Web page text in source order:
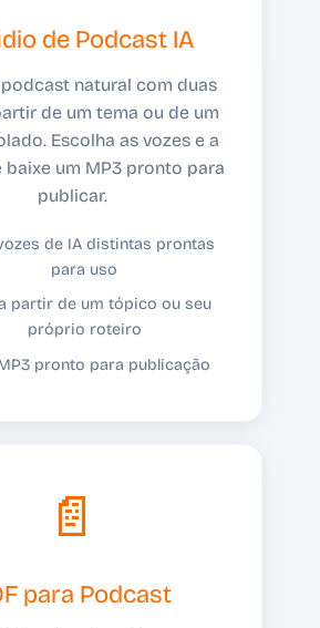
de Podcast IA
podcast natural com duas
de um tema ou de um
Escolha as vozes e a
baixe um MP3 pronto para
publicar.
de IA distintas prontas
para uso
partir de um tópico ou seu
próprio roteiro
pronto para publicação
📄
para Podcast